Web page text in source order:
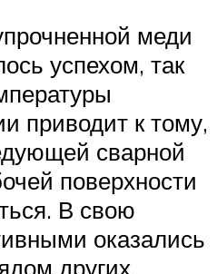
меди
успехом, так
приводит к тому,
сварной
поверхности
В свою
оказались
других